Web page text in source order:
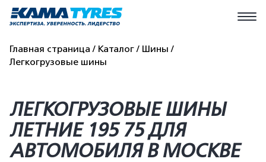
Главная страница Каталог
Шины
Легкогрузовые шины
ЛЕГКОГРУЗОВЫЕ ШИНЫ
ЛЕТНИЕ 195 75 ДЛЯ
АВТОМОБИЛЯ В МОСКВЕ